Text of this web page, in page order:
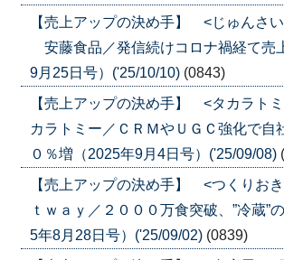
【売上アップの決め手】 <じゅんさ
安藤食品／発信続けコロナ禍経て売
9月25日号）('25/10/10) (0843)
【売上アップの決め手】 <タカラト
カラトミー／ＣＲＭやＵＧＣ強化で自
０％増（2025年9月4日号）('25/09/08)
【売上アップの決め手】 <つくりお
ｔｗａｙ／２０００万食突破、”冷蔵”
5年8月28日号）('25/09/02) (0839)